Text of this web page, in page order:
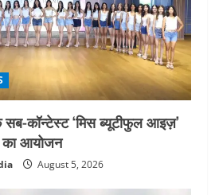
कॉन्टेस्ट ‘मिस ब्यूटीफुल आइज़’
का आयोजन
August 5, 2026